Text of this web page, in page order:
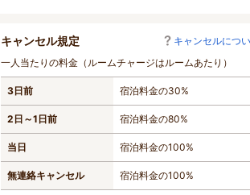
キャンセル規定
キャンセルにつ
一人当たりの料金（ルームチャージはルームあたり）
3日前 宿泊料金の30%
2日～1日前 宿泊料金の80%
当日 宿泊料金の100%
無連絡キャンセル 宿泊料金の100%